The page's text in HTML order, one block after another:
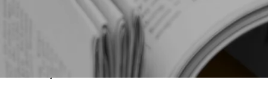
BACK TO PREVIOUS